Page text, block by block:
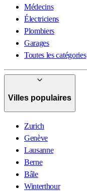
Médecins
Électriciens
Plombiers
Garages
Toutes les catégories
Villes populaires
Zurich
Genève
Lausanne
Berne
Bâle
Winterthour